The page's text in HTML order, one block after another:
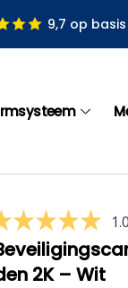
9,7 op
2K – Wit